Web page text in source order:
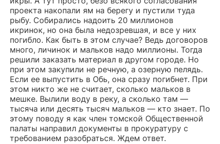
проекта накопали ям на берегу и пустили туда
рыбу. Собирались надоить 20 миллионов
икринок, но она была недозревшая, и все у них
погибло. Как быть в этом случае? Ведь договоров
много, личинок и мальков надо миллионы. Тогда
решили заказать материал в другом городе. Но
при этом закупили не речную, а озерную пелядь.
Если ее выпустить в Обь, она сразу погибнет. При
этом никто же не считает, сколько мальков в
мешке. Вылили воду в реку, а сколько там —
тысяча или десять тысяч мальков — кто знает. По
этому поводу я как член томской Общественной
палаты направил документы в прокуратуру с
требованием разобраться. Ждем ответ.